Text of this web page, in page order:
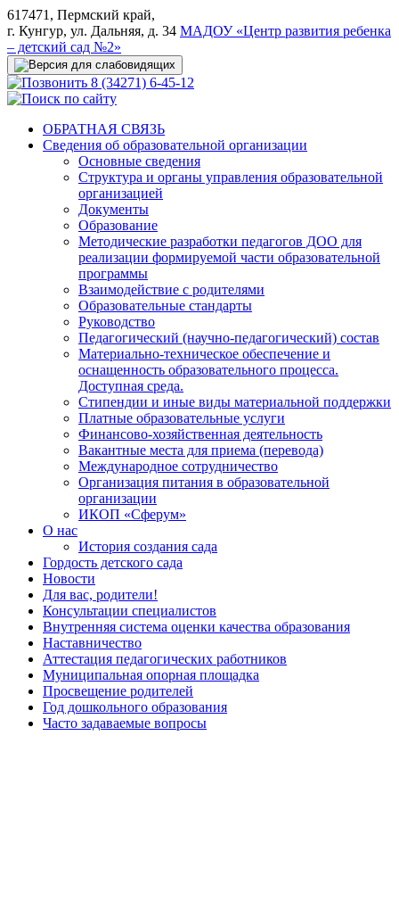
617471, Пермский край,
г. Кунгур, ул. Дальняя, д. 34 МАДОУ «Центр развития ребенка
– детский сад №2»
8 (34271) 6-45-12
ОБРАТНАЯ СВЯЗЬ
Сведения об образовательной организации
Основные сведения
Структура и органы управления образовательной
организацией
Документы
Образование
Методические разработки педагогов ДОО для
реализации формируемой части образовательной
программы
Взаимодействие с родителями
Образовательные стандарты
Руководство
Педагогический (научно-педагогический) состав
Материально-техническое обеспечение и
оснащенность образовательного процесса.
Доступная среда.
Стипендии и иные виды материальной поддержки
Платные образовательные услуги
Финансово-хозяйственная деятельность
Вакантные места для приема (перевода)
Международное сотрудничество
Организация питания в образовательной
организации
ИКОП «Сферум»
О нас
История создания сада
Гордость детского сада
Новости
Для вас, родители!
Консультации специалистов
Внутренняя система оценки качества образования
Наставничество
Аттестация педагогических работников
Муниципальная опорная площадка
Просвещение родителей
Год дошкольного образования
Часто задаваемые вопросы